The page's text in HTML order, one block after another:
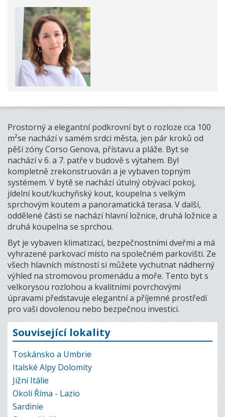
Prostorný a elegantní podkrovní byt o rozloze cca 100
m²se nachází v samém srdci města, jen pár kroků od
pěší zóny Corso Genova, přístavu a pláže. Byt se
nachází v 6. a 7. patře v budově s výtahem. Byl
kompletně zrekonstruován a je vybaven topným
systémem. V bytě se nachází útulný obývací pokoj,
jídelní kout/kuchyňský kout, koupelna s velkým
sprchovým koutem a panoramatická terasa. V další,
oddělené části se nachází hlavní ložnice, druhá ložnice a
druhá koupelna se sprchou.
Byt je vybaven klimatizací, bezpečnostními dveřmi a má
vyhrazené parkovací místo na společném parkovišti. Ze
všech hlavních místností si můžete vychutnat nádherný
výhled na stromovou promenádu a moře. Tento byt s
velkorysou rozlohou a kvalitními povrchovými
úpravami představuje elegantní a příjemné prostředí
pro vaši dovolenou nebo bezpečnou investici.
Související lokality
Toskánsko a Umbrie
Italské Alpy Dolomity
Jižní Itálie
Okolí Říma - Lazio
Sardinie